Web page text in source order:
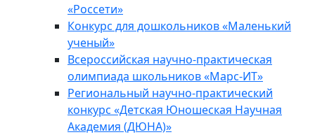
«Россети»
Конкурс для дошкольников «Маленький
ученый»
Всероссийская научно-практическая
олимпиада школьников «Марс-ИТ»
Региональный научно-практический
конкурс «Детская Юношеская Научная
Академия (ДЮНА)»